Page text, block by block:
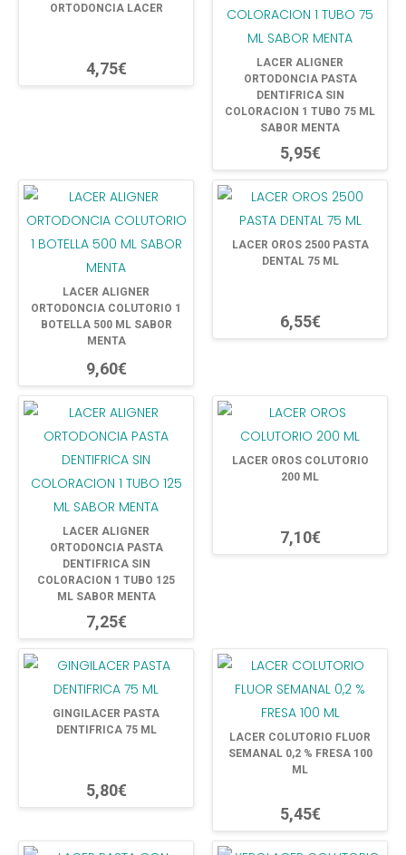
ORTODONCIA LACER
4,75€
LACER ALIGNER
ORTODONCIA PASTA
DENTIFRICA SIN
COLORACION 1 TUBO 75 ML
SABOR MENTA
5,95€
LACER ALIGNER
ORTODONCIA COLUTORIO 1
BOTELLA 500 ML SABOR
MENTA
9,60€
LACER OROS 2500 PASTA
DENTAL 75 ML
6,55€
LACER ALIGNER
ORTODONCIA PASTA
DENTIFRICA SIN
COLORACION 1 TUBO 125
ML SABOR MENTA
7,25€
LACER OROS COLUTORIO
200 ML
7,10€
GINGILACER PASTA
DENTIFRICA 75 ML
5,80€
LACER COLUTORIO FLUOR
SEMANAL 0,2 % FRESA 100
ML
5,45€